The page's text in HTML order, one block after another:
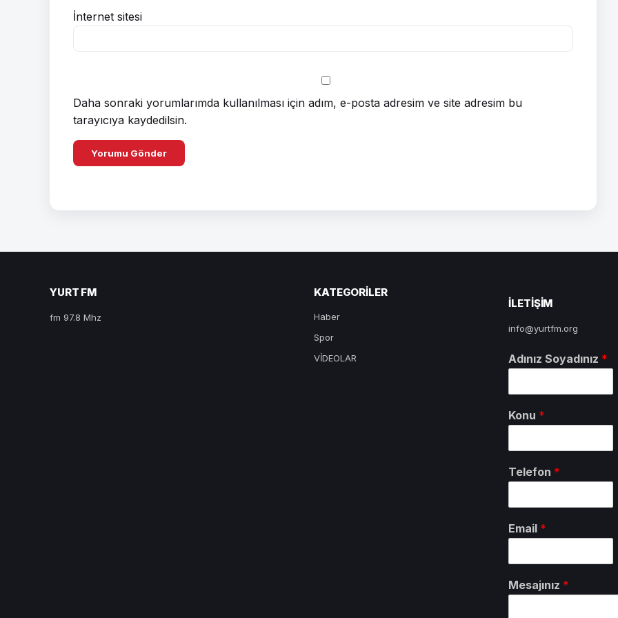
İnternet sitesi
Daha sonraki yorumlarımda kullanılması için adım, e-posta adresim ve site adresim bu
tarayıcıya kaydedilsin.
YURT FM
fm 97.8 Mhz
KATEGORILER
Haber
Spor
VİDEOLAR
ILETIŞIM
info@yurtfm.org
Adınız Soyadınız *
Konu *
Telefon *
Email *
Mesajınız *